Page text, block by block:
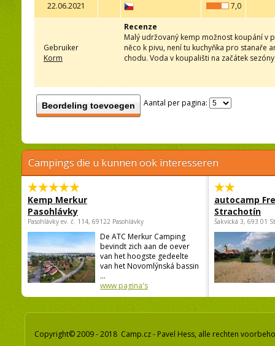
22.06.2021 7,0
Gebruiker
Korm
Recenze
Malý udržovaný kemp možnost koupání v
něco k pivu, není tu kuchyňka pro stanaře
chodu. Voda v koupališti na začátek
Beordeling toevoegen Aantal per pagina:
Campings die u kunnen ook interesseren
Kemp Merkur
Pasohlávky
Pasohlávky ev. č. 114, 69122 Pasohlávky
De ATC Merkur Camping
bevindt zich aan de oever
van het hoogste gedeelte
van het Novomlýnská bassin
...
www pagina's
autocamp
Strachotín
Šakvická 3, 693 01
Copyright© 2009 - 2018 Camp.cz - Pavel Hess, alle rechten